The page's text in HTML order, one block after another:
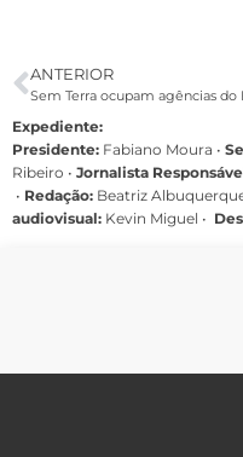
ANTERIOR
Expediente:
Presidente: Fabiano Moura •
Ribeiro • Jornalista
• Redação: Beatriz
audiovisual: Kevin Miguel •